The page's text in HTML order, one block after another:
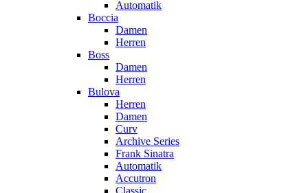
Automatik
Boccia
Damen
Herren
Boss
Damen
Herren
Bulova
Herren
Damen
Curv
Archive Series
Frank Sinatra
Automatik
Accutron
Classic